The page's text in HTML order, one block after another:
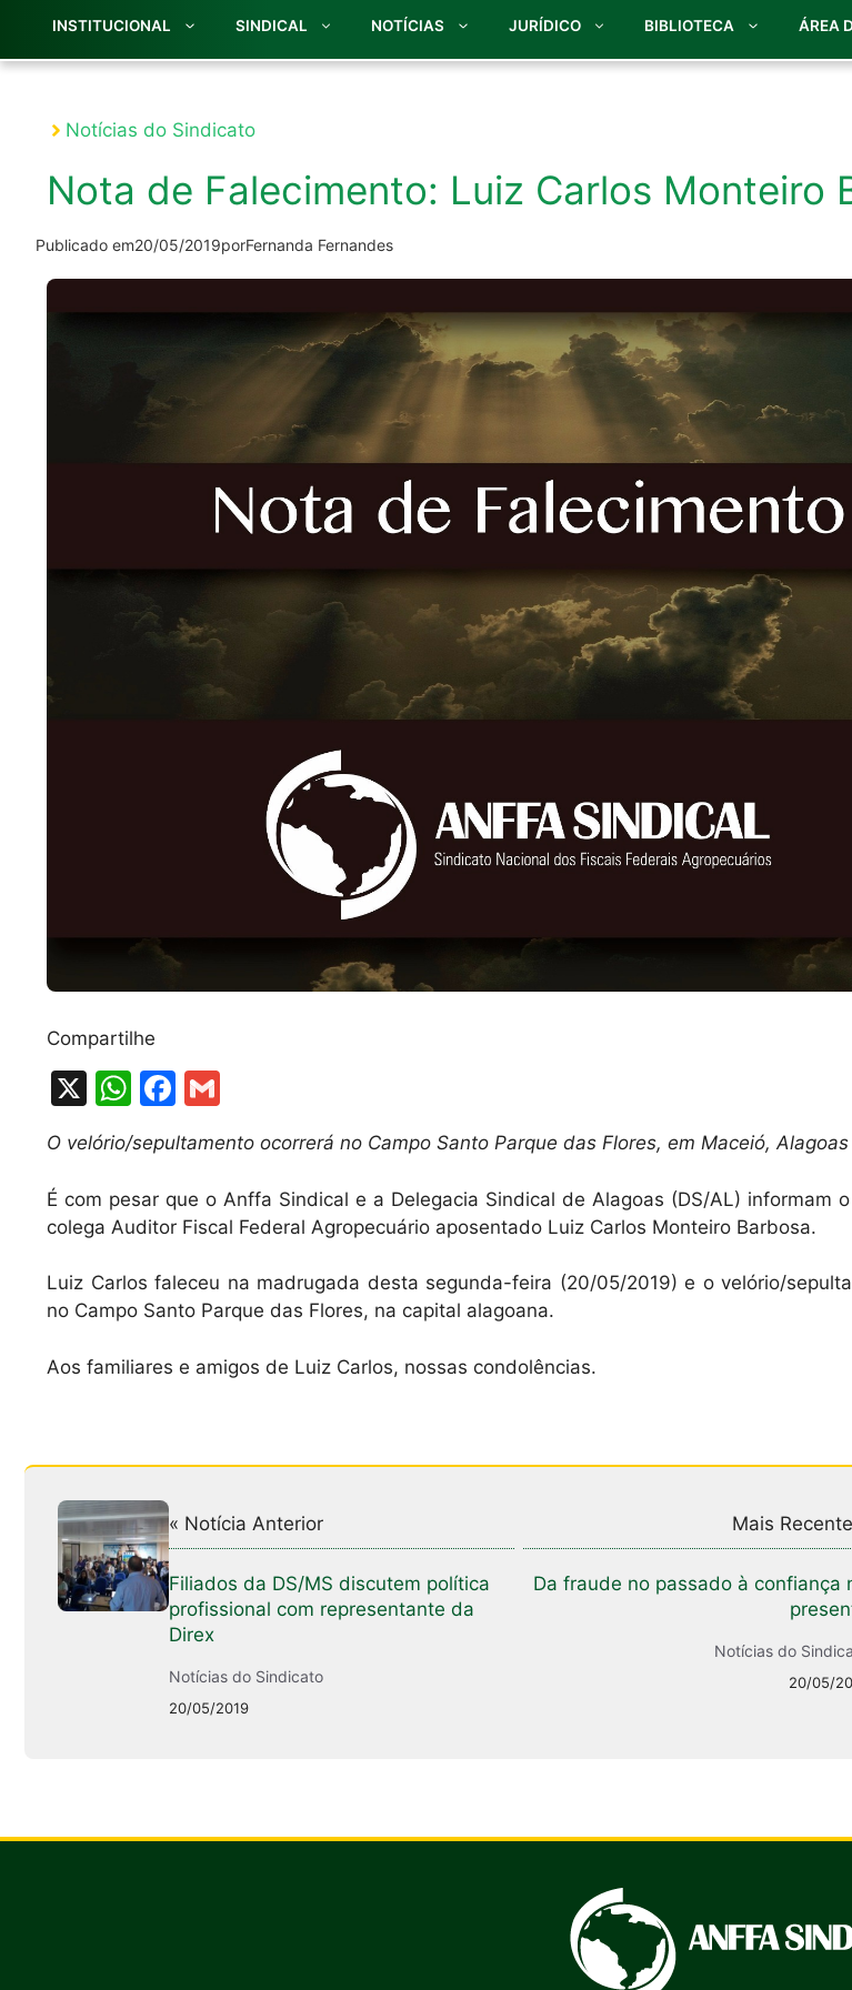
INSTITUCIONAL SINDICAL NOTÍCIAS JURÍDICO BIBLIOTECA ÁREA
Notícias do Sindicato
Nota de Falecimento: Luiz Carlos Monteiro
Publicado em20/05/2019porFernanda Fernandes
Compartilhe
X
W
h
at
s
A
p
F
a
c
e
b
o
ai
l
O velório/sepultamento ocorrerá no Campo Santo Parque das Flores, em Maceió, Alagoas
É com pesar que o Anffa Sindical e a Delegacia Sindical de Alagoas (DS/AL) informam
colega Auditor Fiscal Federal Agropecuário aposentado Luiz Carlos Monteiro Barbosa.
Luiz Carlos faleceu na madrugada desta segunda-feira (20/05/2019) e o velório/
no Campo Santo Parque das Flores, na capital alagoana.
Aos familiares e amigos de Luiz Carlos, nossas condolências.
« Notícia Anterior
Filiados da DS/MS discutem política
profissional com representante da
Direx
Notícias do Sindicato
20/05/2019
Mais
Da fraude no passado à confiança
Notícias do
20/05/